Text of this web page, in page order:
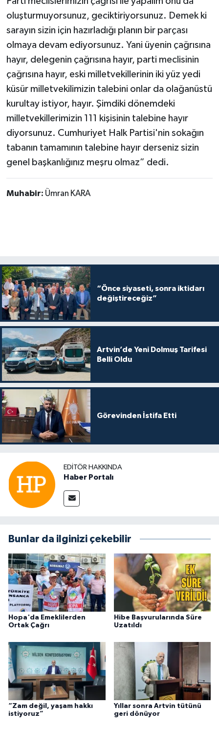
oluşturmuyorsunuz, geciktiriyorsunuz. Demek ki
sarayın sizin için hazırladığı planın bir parçası
olmaya devam ediyorsunuz. Yani üyenin çağrısına
hayır, delegenin çağrısına hayır, parti meclisinin
çağrısına hayır, eski milletvekillerinin iki yüz yedi
küsür milletvekilimizin talebini onlar da olağanüstü
kurultay istiyor, hayır. Şimdiki dönemdeki
milletvekillerimizin 111 kişisinin talebine hayır
diyorsunuz. Cumhuriyet Halk Partisi'nin sokağın
tabanın tamamının talebine hayır derseniz sizin
genel başkanlığınız meşru olmaz” dedi.
Muhabir: Ümran KARA
“Önce siyaseti, sonra iktidarı
değiştireceğiz”
Artvin’de Yeni Dolmuş Tarifesi
Belli Oldu
Görevinden İstifa Etti
EDITÖR HAKKINDA
Haber Portalı
Bunlar da ilginizi çekebilir
Hopa'da Emeklilerden
Ortak Çağrı
Hibe Başvurularında Süre
Uzatıldı
“Zam değil, yaşam hakkı
istiyoruz”
Yıllar sonra Artvin tütünü
geri dönüyor